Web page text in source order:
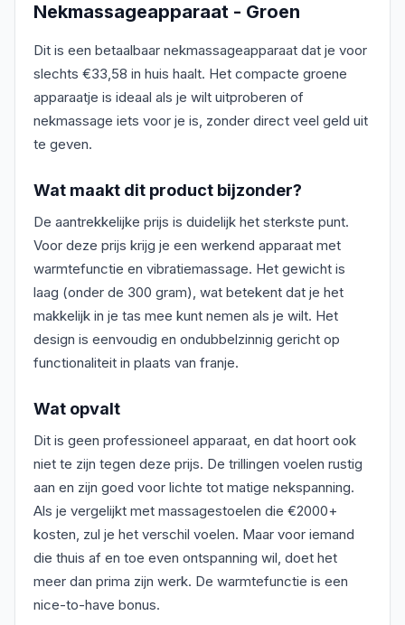
Nekmassageapparaat - Groen
Dit is een betaalbaar nekmassageapparaat dat je voor
slechts €33,58 in huis haalt. Het compacte groene
apparaatje is ideaal als je wilt uitproberen of
nekmassage iets voor je is, zonder direct veel geld uit
te geven.
Wat maakt dit product bijzonder?
De aantrekkelijke prijs is duidelijk het sterkste punt.
Voor deze prijs krijg je een werkend apparaat met
warmtefunctie en vibratiemassage. Het gewicht is
laag (onder de 300 gram), wat betekent dat je het
makkelijk in je tas mee kunt nemen als je wilt. Het
design is eenvoudig en ondubbelzinnig gericht op
functionaliteit in plaats van franje.
Wat opvalt
Dit is geen professioneel apparaat, en dat hoort ook
niet te zijn tegen deze prijs. De trillingen voelen rustig
aan en zijn goed voor lichte tot matige nekspanning.
Als je vergelijkt met massagestoelen die €2000+
kosten, zul je het verschil voelen. Maar voor iemand
die thuis af en toe even ontspanning wil, doet het
meer dan prima zijn werk. De warmtefunctie is een
nice-to-have bonus.